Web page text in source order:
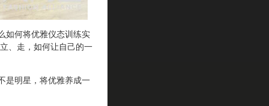
何将优雅仪态训练实
、走，如何让自己的一
明星，将优雅养成一